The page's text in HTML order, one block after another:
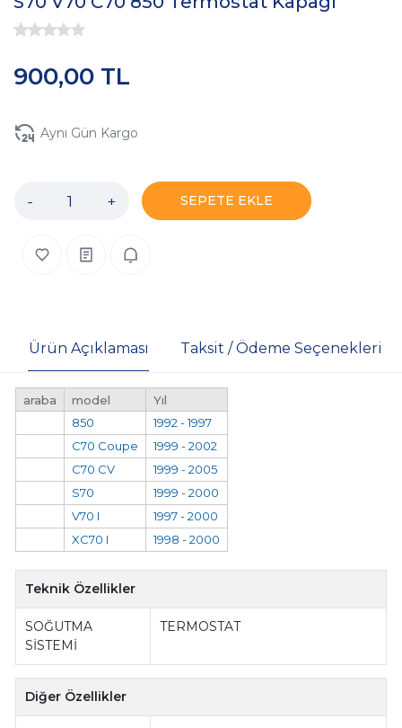
900,00 TL
Aynı Gün Kargo
- + SEPETE EKLE
Ürün Açıklaması Taksit / Ödeme Seçenekleri
araba model
Yıl
850
1992 - 1997
C70 Coupe
1999 - 2002
C70 CV
1999 - 2005
S70
1999 - 2000
V70 I
1997 - 2000
XC70 I
1998 - 2000
Teknik Özellikler
SOĞUTMA
SİSTEMİ
TERMOSTAT
Diğer Özellikler